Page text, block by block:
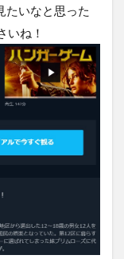
たいなと思った
いね！